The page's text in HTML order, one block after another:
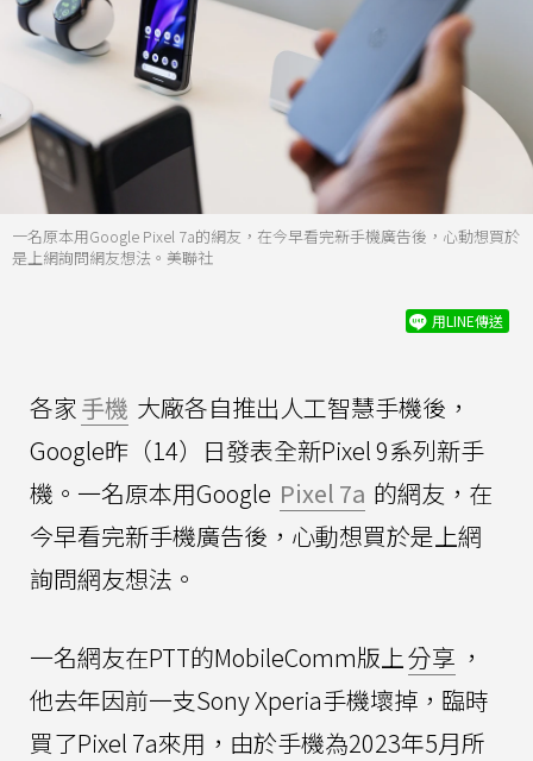
一名原本用Google Pixel 7a的網友，在今早看完新手機廣告後，心動想買於
是上網詢問網友想法。美聯社
用LINE傳送
各家 手機 大廠各自推出人工智慧手機後，
Google昨（14）日發表全新Pixel 9系列新手
機。一名原本用Google Pixel 7a 的網友，在
今早看完新手機廣告後，心動想買於是上網
詢問網友想法。
一名網友在PTT的MobileComm版上分享 ，
他去年因前一支Sony Xperia手機壞掉，臨時
買了Pixel 7a來用，由於手機為2023年5月所